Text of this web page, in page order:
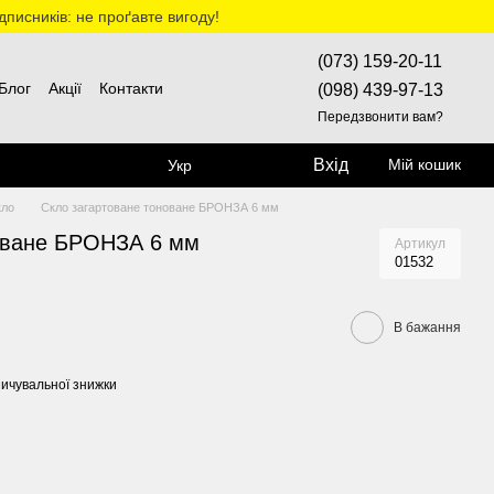
не проґавте вигоду!
Блог Акції Контакти
(073) 159-20-11
(098) 439-97-13
Передзвонити вам?
Укр Вхід Мій кошик
Скло загартоване тоноване БРОНЗА 6 мм
БРОНЗА 6 мм Артикул
01532
В бажання
знижки